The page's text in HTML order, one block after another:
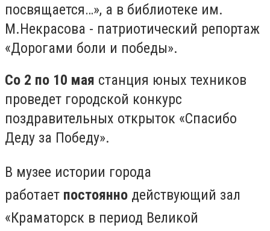
посвящается…», а в библиотеке им.
М.Некрасова - патриотический репортаж
«Дорогами боли и победы».
Со 2 по 10 мая станция юных техников
проведет городской конкурс
поздравительных открыток «Спасибо
Деду за Победу».
В музее истории города
работает постоянно действующий зал
«Краматорск в период Великой